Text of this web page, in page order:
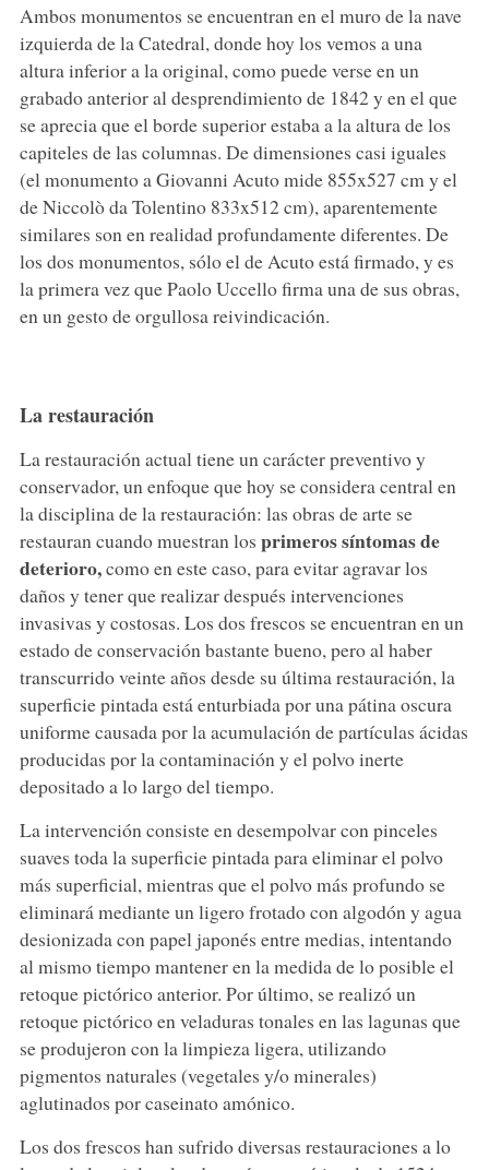
Ambos monumentos se encuentran en el muro de la nave
izquierda de la Catedral, donde hoy los vemos a una
altura inferior a la original, como puede verse en un
grabado anterior al desprendimiento de 1842 y en el que
se aprecia que el borde superior estaba a la altura de los
capiteles de las columnas. De dimensiones casi iguales
(el monumento a Giovanni Acuto mide 855x527 cm y el
de Niccolò da Tolentino 833x512 cm), aparentemente
similares son en realidad profundamente diferentes. De
los dos monumentos, sólo el de Acuto está firmado, y es
la primera vez que Paolo Uccello firma una de sus obras,
en un gesto de orgullosa reivindicación.
La restauración
La restauración actual tiene un carácter preventivo y
conservador, un enfoque que hoy se considera central en
la disciplina de la restauración: las obras de arte se
restauran cuando muestran los primeros síntomas de
deterioro,como en este caso, para evitar agravar los
daños y tener que realizar después intervenciones
invasivas y costosas. Los dos frescos se encuentran en un
estado de conservación bastante bueno, pero al haber
transcurrido veinte años desde su última restauración, la
superficie pintada está enturbiada por una pátina oscura
uniforme causada por la acumulación de partículas ácidas
producidas por la contaminación y el polvo inerte
depositado a lo largo del tiempo.
La intervención consiste en desempolvar con pinceles
suaves toda la superficie pintada para eliminar el polvo
más superficial, mientras que el polvo más profundo se
eliminará mediante un ligero frotado con algodón y agua
desionizada con papel japonés entre medias, intentando
al mismo tiempo mantener en la medida de lo posible el
retoque pictórico anterior. Por último, se realizó un
retoque pictórico en veladuras tonales en las lagunas que
se produjeron con la limpieza ligera, utilizando
pigmentos naturales (vegetales y/o minerales)
aglutinados por caseinato amónico.
Los dos frescos han sufrido diversas restauraciones a lo